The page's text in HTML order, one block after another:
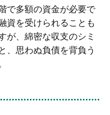
で多額の資金が必要で
資を受けられることも
が、綿密な収支のシミ
、思わぬ負債を背負う